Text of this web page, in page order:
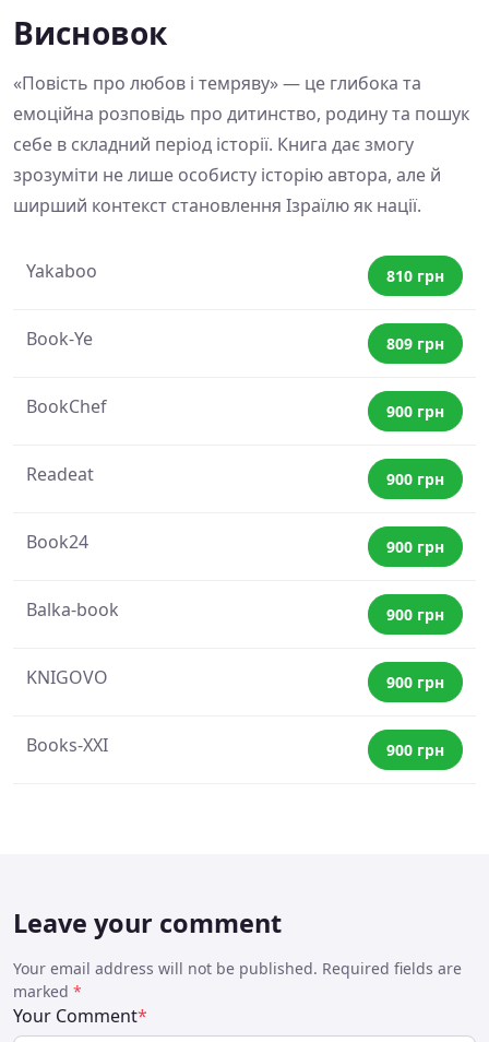
Висновок
«Повість про любов і темряву» — це глибока та
емоційна розповідь про дитинство, родину та пошук
себе в складний період історії. Книга дає змогу
зрозуміти не лише особисту історію автора, але й
ширший контекст становлення Ізраїлю як нації.
Yakaboo 810 грн
Book-Ye 809 грн
BookChef 900 грн
Readeat 900 грн
Book24 900 грн
Balka-book 900 грн
KNIGOVO 900 грн
Books-XXI 900 грн
Leave your comment
Your email address will not be published. Required fields are
marked *
Your Comment*